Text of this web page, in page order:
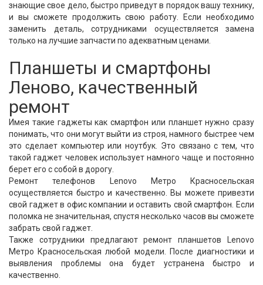
знающие свое дело, быстро приведут в порядок вашу технику,
и вы сможете продолжить свою работу. Если необходимо
заменить деталь, сотрудниками осуществляется замена
только на лучшие запчасти по адекватным ценами.
Планшеты и смартфоны
Леново, качественный
ремонт
Имея такие гаджеты как смартфон или планшет нужно сразу
понимать, что они могут выйти из строя, намного быстрее чем
это сделает компьютер или ноутбук. Это связано с тем, что
такой гаджет человек использует намного чаще и постоянно
берет его с собой в дорогу.
Ремонт телефонов Lenovo Метро Красносельская
осуществляется быстро и качественно. Вы можете привезти
свой гаджет в офис компании и оставить свой смартфон. Если
поломка не значительная, спустя несколько часов вы сможете
забрать свой гаджет.
Также сотрудники предлагают ремонт планшетов Lenovo
Метро Красносельская любой модели. После диагностики и
выявления проблемы она будет устранена быстро и
качественно.